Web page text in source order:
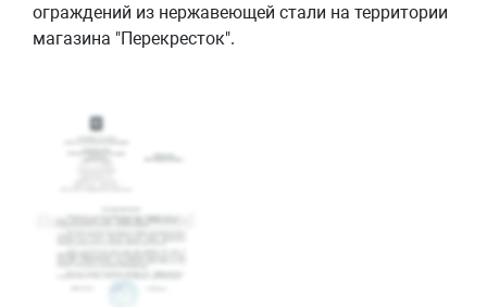
ограждений из нержавеющей стали на территории
магазина "Перекресток".